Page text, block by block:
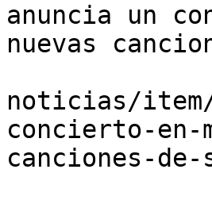
anuncia un
nuevas
noticias/
concierto-en-
canciones-